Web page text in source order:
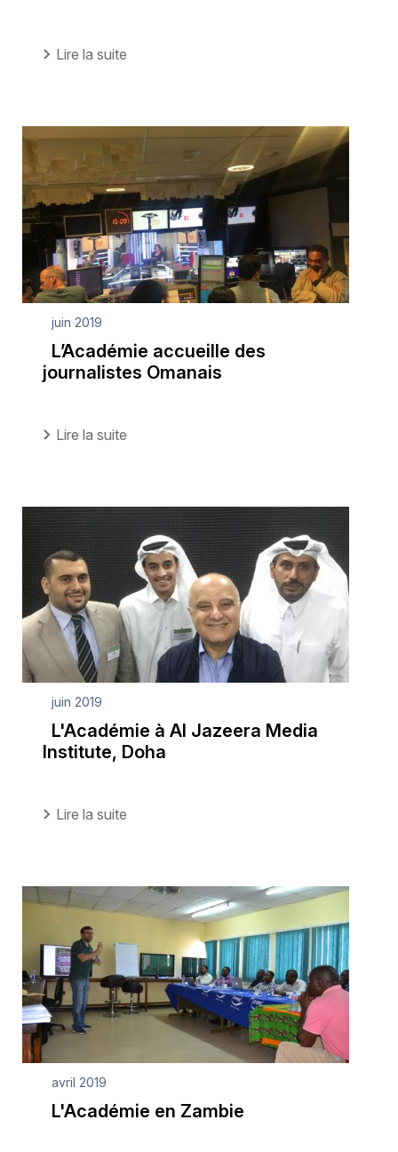
Lire la suite
juin 2019
L’Académie accueille des
journalistes Omanais
Lire la suite
juin 2019
L'Académie à Al Jazeera Media
Institute, Doha
Lire la suite
avril 2019
L'Académie en Zambie